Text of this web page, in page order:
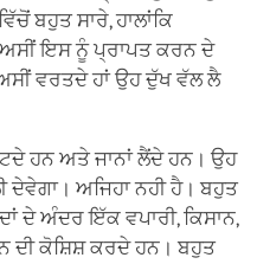
ਬਹੁਤ ਸਾਰੇ, ਹਾਲਾਂਕਿ
ਅਸੀਂ ਇਸ ਨੂੰ ਪ੍ਰਾਪਤ ਕਰਨ ਦੇ
ਵਰਤਦੇ ਹਾਂ ਉਹ ਦੁੱਖ ਵੱਲ ਲੈ
ਹਨ ਅਤੇ ਜਾਨਾਂ ਲੈਂਦੇ ਹਨ। ਉਹ
ਦੇਵੇਗਾ। ਅਜਿਹਾ ਨਹੀ ਹੈ। ਬਹੁਤ
ਦੇ ਅੰਦਰ ਇੱਕ ਵਪਾਰੀ, ਕਿਸਾਨ,
ਦੀ ਕੋਸ਼ਿਸ਼ ਕਰਦੇ ਹਨ। ਬਹੁਤ